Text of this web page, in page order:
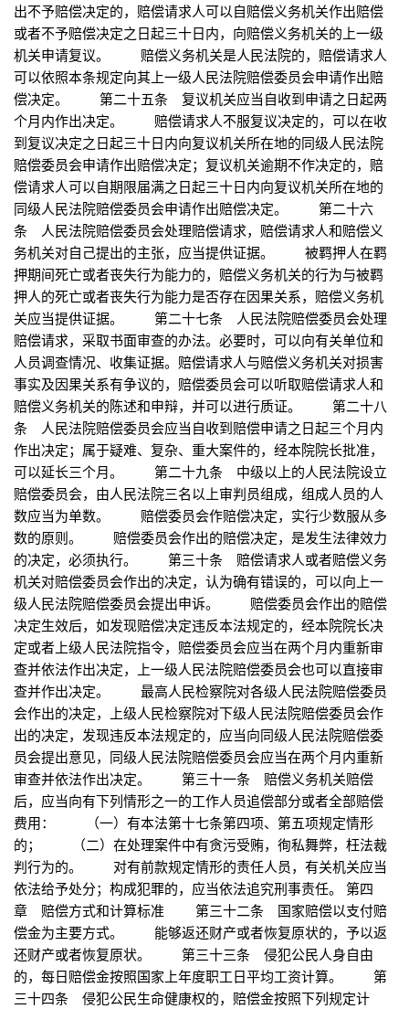
出不予赔偿决定的，赔偿请求人可以自赔偿义务机关作出赔偿
或者不予赔偿决定之日起三十日内，向赔偿义务机关的上一级
机关申请复议。 赔偿义务机关是人民法院的，赔偿请求人
可以依照本条规定向其上一级人民法院赔偿委员会申请作出赔
偿决定。 第二十五条 复议机关应当自收到申请之日起两
个月内作出决定。 赔偿请求人不服复议决定的，可以在收
到复议决定之日起三十日内向复议机关所在地的同级人民法院
赔偿委员会申请作出赔偿决定；复议机关逾期不作决定的，赔
偿请求人可以自期限届满之日起三十日内向复议机关所在地的
同级人民法院赔偿委员会申请作出赔偿决定。 第二十六
条 人民法院赔偿委员会处理赔偿请求，赔偿请求人和赔偿义
务机关对自己提出的主张，应当提供证据。 被羁押人在羁
押期间死亡或者丧失行为能力的，赔偿义务机关的行为与被羁
押人的死亡或者丧失行为能力是否存在因果关系，赔偿义务机
关应当提供证据。 第二十七条 人民法院赔偿委员会处理
赔偿请求，采取书面审查的办法。必要时，可以向有关单位和
人员调查情况、收集证据。赔偿请求人与赔偿义务机关对损害
事实及因果关系有争议的，赔偿委员会可以听取赔偿请求人和
赔偿义务机关的陈述和申辩，并可以进行质证。 第二十八
条 人民法院赔偿委员会应当自收到赔偿申请之日起三个月内
作出决定；属于疑难、复杂、重大案件的，经本院院长批准，
可以延长三个月。 第二十九条 中级以上的人民法院设立
赔偿委员会，由人民法院三名以上审判员组成，组成人员的人
数应当为单数。 赔偿委员会作赔偿决定，实行少数服从多
数的原则。 赔偿委员会作出的赔偿决定，是发生法律效力
的决定，必须执行。 第三十条 赔偿请求人或者赔偿义务
机关对赔偿委员会作出的决定，认为确有错误的，可以向上一
级人民法院赔偿委员会提出申诉。 赔偿委员会作出的赔偿
决定生效后，如发现赔偿决定违反本法规定的，经本院院长决
定或者上级人民法院指令，赔偿委员会应当在两个月内重新审
查并依法作出决定，上一级人民法院赔偿委员会也可以直接审
查并作出决定。 最高人民检察院对各级人民法院赔偿委员
会作出的决定，上级人民检察院对下级人民法院赔偿委员会作
出的决定，发现违反本法规定的，应当向同级人民法院赔偿委
员会提出意见，同级人民法院赔偿委员会应当在两个月内重新
审查并依法作出决定。 第三十一条 赔偿义务机关赔偿
后，应当向有下列情形之一的工作人员追偿部分或者全部赔偿
费用： （一）有本法第十七条第四项、第五项规定情形
的； （二）在处理案件中有贪污受贿，徇私舞弊，枉法裁
判行为的。 对有前款规定情形的责任人员，有关机关应当
依法给予处分；构成犯罪的，应当依法追究刑事责任。 第四
章 赔偿方式和计算标准 第三十二条 国家赔偿以支付赔
偿金为主要方式。 能够返还财产或者恢复原状的，予以返
还财产或者恢复原状。 第三十三条 侵犯公民人身自由
的，每日赔偿金按照国家上年度职工日平均工资计算。 第
三十四条 侵犯公民生命健康权的，赔偿金按照下列规定计